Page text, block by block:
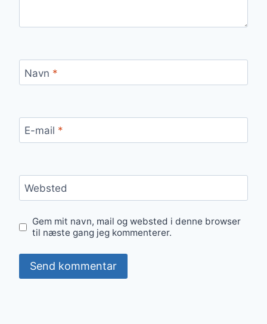
Navn *
E-mail *
Websted
Gem mit navn, mail og websted i denne browser
til næste gang jeg kommenterer.